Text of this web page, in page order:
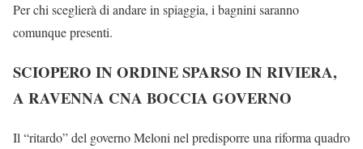
Per chi sceglierà di andare in spiaggia, i bagnini saranno
comunque presenti.
SCIOPERO IN ORDINE SPARSO IN RIVIERA,
A RAVENNA CNA BOCCIA GOVERNO
Il “ritardo” del governo Meloni nel predisporre una riforma quadro